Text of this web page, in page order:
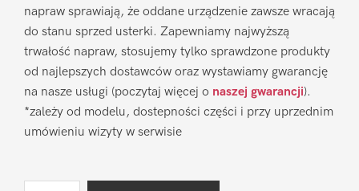
napraw sprawiają, że oddane urządzenie zawsze wracają
do stanu sprzed usterki. Zapewniamy najwyższą
trwałość napraw, stosujemy tylko sprawdzone produkty
od najlepszych dostawców oraz wystawiamy gwarancję
na nasze usługi (poczytaj więcej o naszej gwarancji).
*zależy od modelu, dostepności części i przy uprzednim
umówieniu wizyty w serwisie